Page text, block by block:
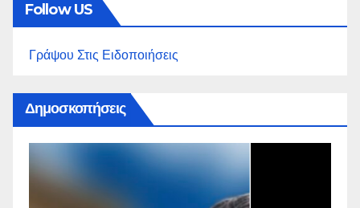
Follow US
Γράψου Στις Ειδοποιήσεις
Δημοσκοπήσεις